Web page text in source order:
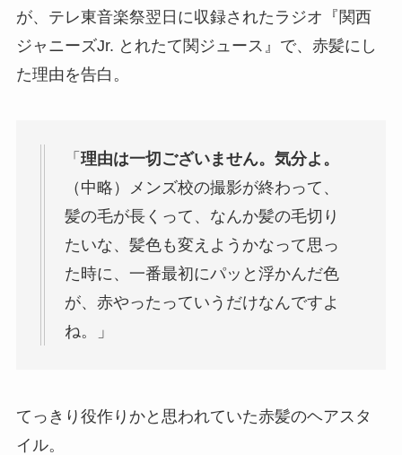
が、テレ東音楽祭翌日に収録されたラジオ『関西
ジャニーズJr. とれたて関ジュース』で、赤髪にし
た理由を告白。
「 理由は一切ございません。気分よ。
（中略）メンズ校の撮影が終わって、
髪の毛が長くって、なんか髪の毛切り
たいな、髪色も変えようかなって思っ
た時に、一番最初にパッと浮かんだ色
が、赤やったっていうだけなんですよ
ね。」
てっきり役作りかと思われていた赤髪のヘアスタ
イル。